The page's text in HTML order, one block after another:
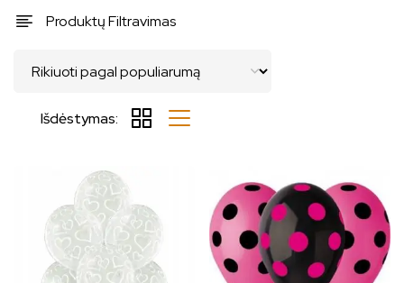
Produktų Filtravimas
Išdėstymas: